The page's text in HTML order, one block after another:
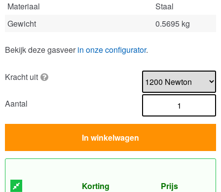
Materiaal
Staal
Gewicht
0.5695 kg
Bekijk deze gasveer in onze configurator.
Kracht uit
Aantal
In winkelwagen
Korting Prijs